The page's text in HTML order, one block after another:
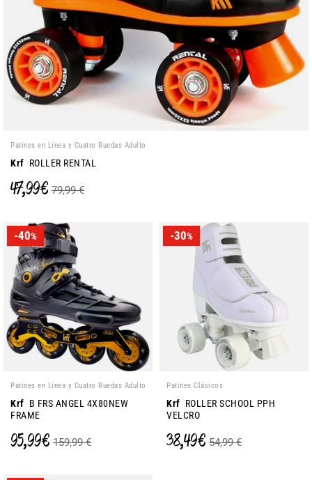
Patines en Linea y Cuatro Ruedas Adulto
Krf ROLLER RENTAL
47,99 € 79,99 €
-40%
Patines en Linea y Cuatro Ruedas Adulto
Krf B FRS ANGEL 4X80NEW
FRAME
95,99 € 159,99 €
-30%
Patines Clásicos
Krf ROLLER SCHOOL PPH
VELCRO
38,49 € 54,99 €